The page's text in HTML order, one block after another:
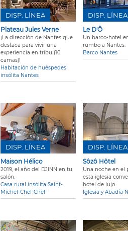
Plateau Jules Verne
¡La dirección de Nantes que
destaca para vivir una
experiencia en tribu (10
camas)!
Habitación de huéspedes
insólita Nantes
DISP. LÍNEA
Le D'Ô
Un barco-hotel
rumbo a Nantes.
Barco Nantes
DISP. LÍNEA
Maison Hélico
2019, el año del DJINN en tu
salón.
Casa rural insólita Saint-
Michel-Chef-Chef
DISP. LÍNEA
Sôzô Hôtel
Una noche en el
esta iglesia
hotel de lujo.
Iglesia y Abadía
DISP. LÍNEA